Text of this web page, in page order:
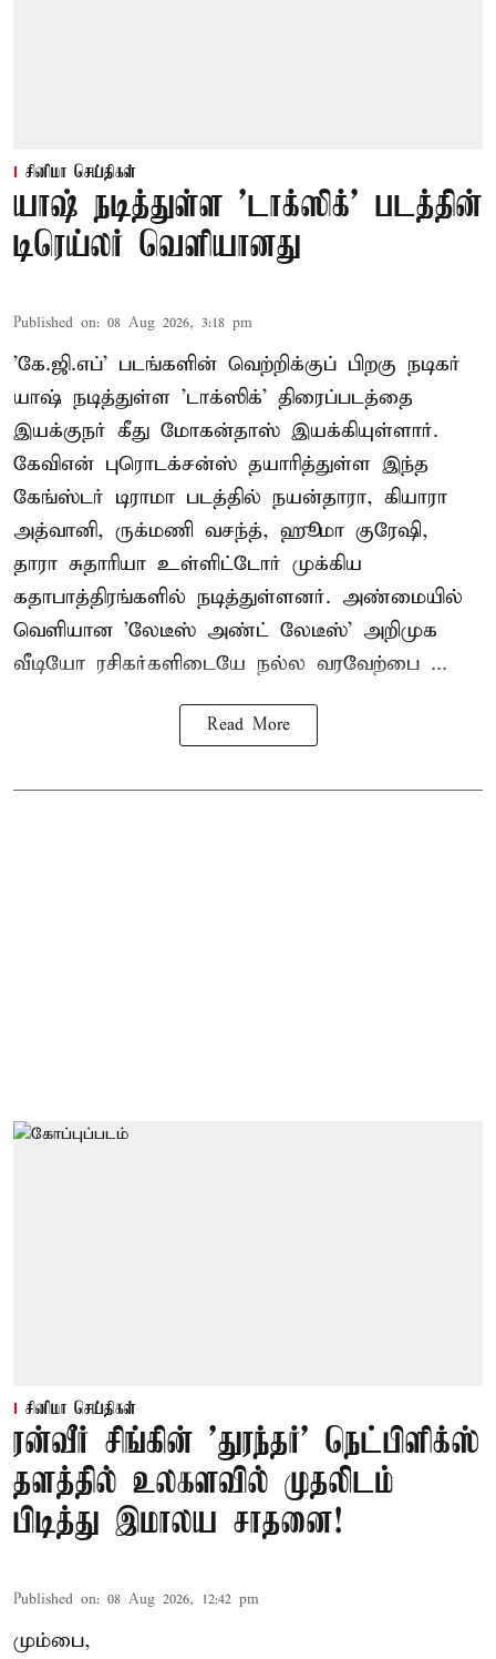
சினிமா செய்திகள்
யாஷ் நடித்துள்ள 'டாக்‌ஸிக்' படத்தின்
டிரெய்லர் வெளியானது
Published on: 08 Aug 2026, 3:18 pm
'கே.ஜி.எப்' படங்களின் வெற்றிக்குப் பிறகு நடிகர்
யாஷ் நடித்துள்ள 'டாக்ஸிக்' திரைப்படத்தை
இயக்குநர் கீது மோகன்தாஸ் இயக்கியுள்ளார்.
கேவிஎன் புரொடக்சன்ஸ் தயாரித்துள்ள இந்த
கேங்ஸ்டர் டிராமா படத்தில் நயன்தாரா, கியாரா
அத்வானி, ருக்மணி வசந்த், ஹூமா குரேஷி,
தாரா சுதாரியா உள்ளிட்டோர் முக்கிய
கதாபாத்திரங்களில் நடித்துள்ளனர். அண்மையில்
வெளியான 'லேடீஸ் அண்ட் லேடீஸ்' அறிமுக
வீடியோ ரசிகர்களிடையே நல்ல வரவேற்பை ...
Read More
சினிமா செய்திகள்
ரன்வீர் சிங்கின் 'துரந்தர்' நெட்பிளிக்ஸ்
தளத்தில் உலகளவில் முதலிடம்
பிடித்து இமாலய சாதனை!
Published on: 08 Aug 2026, 12:42 pm
மும்பை,